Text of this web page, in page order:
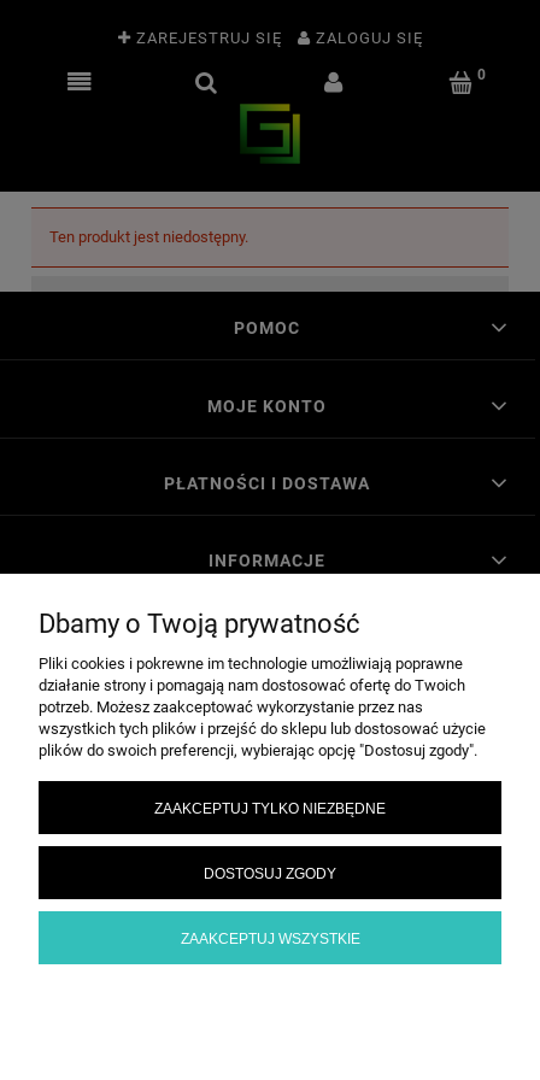
ZAREJESTRUJ SIĘ ZALOGUJ SIĘ
Ten produkt jest niedostępny.
POMOC
MOJE KONTO
PŁATNOŚCI I DOSTAWA
INFORMACJE
O NAS
POKAŻ PEŁNĄ WERSJĘ STRONY
Sklep internetowy Shoper.pl
Dbamy o Twoją prywatność
Pliki cookies i pokrewne im technologie umożliwiają poprawne
działanie strony i pomagają nam dostosować ofertę do Twoich
potrzeb. Możesz zaakceptować wykorzystanie przez nas
wszystkich tych plików i przejść do sklepu lub dostosować użycie
plików do swoich preferencji, wybierając opcję "Dostosuj zgody".
ZAAKCEPTUJ TYLKO NIEZBĘDNE
DOSTOSUJ ZGODY
ZAAKCEPTUJ WSZYSTKIE